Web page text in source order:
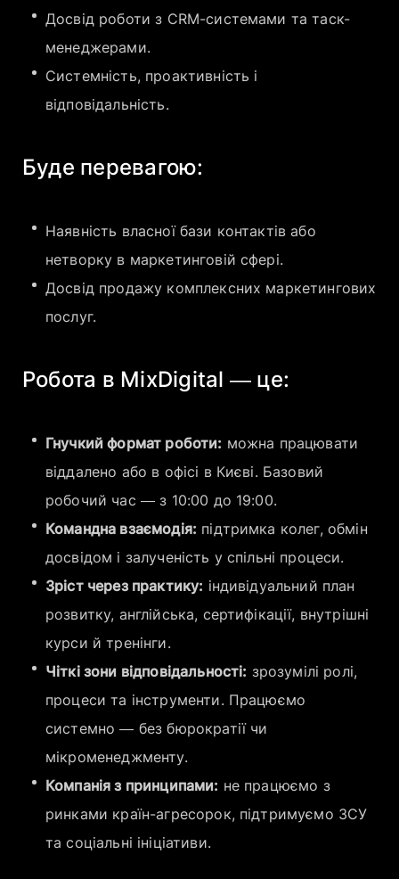
Досвід роботи з CRM-системами та таск-
менеджерами.
Системність, проактивність і
відповідальність.
Буде перевагою:
Наявність власної бази контактів або
нетворку в маркетинговій сфері.
Досвід продажу комплексних маркетингових
послуг.
Робота в MixDigital — це:
Гнучкий формат роботи: можна працювати
віддалено або в офісі в Києві. Базовий
робочий час — з 10:00 до 19:00.
Командна взаємодія: підтримка колег, обмін
досвідом і залученість у спільні процеси.
Зріст через практику: індивідуальний план
розвитку, англійська, сертифікації, внутрішні
курси й тренінги.
Чіткі зони відповідальності: зрозумілі ролі,
процеси та інструменти. Працюємо
системно — без бюрократії чи
мікроменеджменту.
Компанія з принципами: не працюємо з
ринками країн-агресорок, підтримуємо ЗСУ
та соціальні ініціативи.